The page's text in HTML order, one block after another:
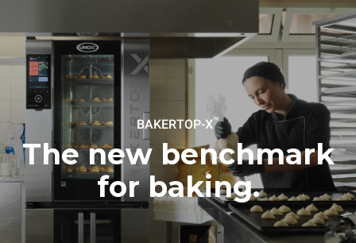
烤盘规格
烤盘数量
5
烤盘尺寸
600x400
烤盘间距
86 mm
能源供应
功率
BAKERTOP-X™
The new benchmark
for baking.